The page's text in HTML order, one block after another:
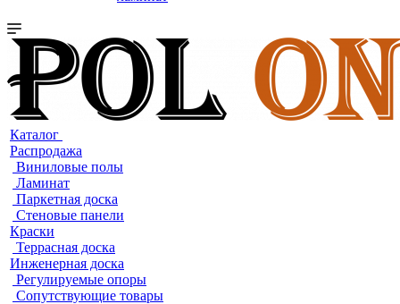
Каталог
Распродажа
Виниловые полы
Ламинат
Паркетная доска
Стеновые панели
Краски
Террасная доска
Инженерная доска
Регулируемые опоры
Сопутствующие товары